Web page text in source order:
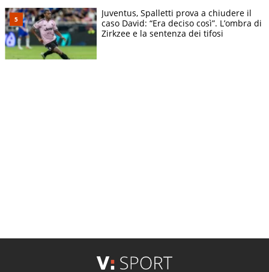
Juventus, Spalletti prova a chiudere il
caso David: “Era deciso così”. L’ombra di
Zirkzee e la sentenza dei tifosi